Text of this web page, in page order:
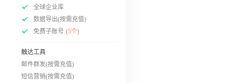
全球企业库
数据导出(按需充值)
免费子账号 (5个)
触达工具
邮件群发(按需充值)
短信营销(按需充值)